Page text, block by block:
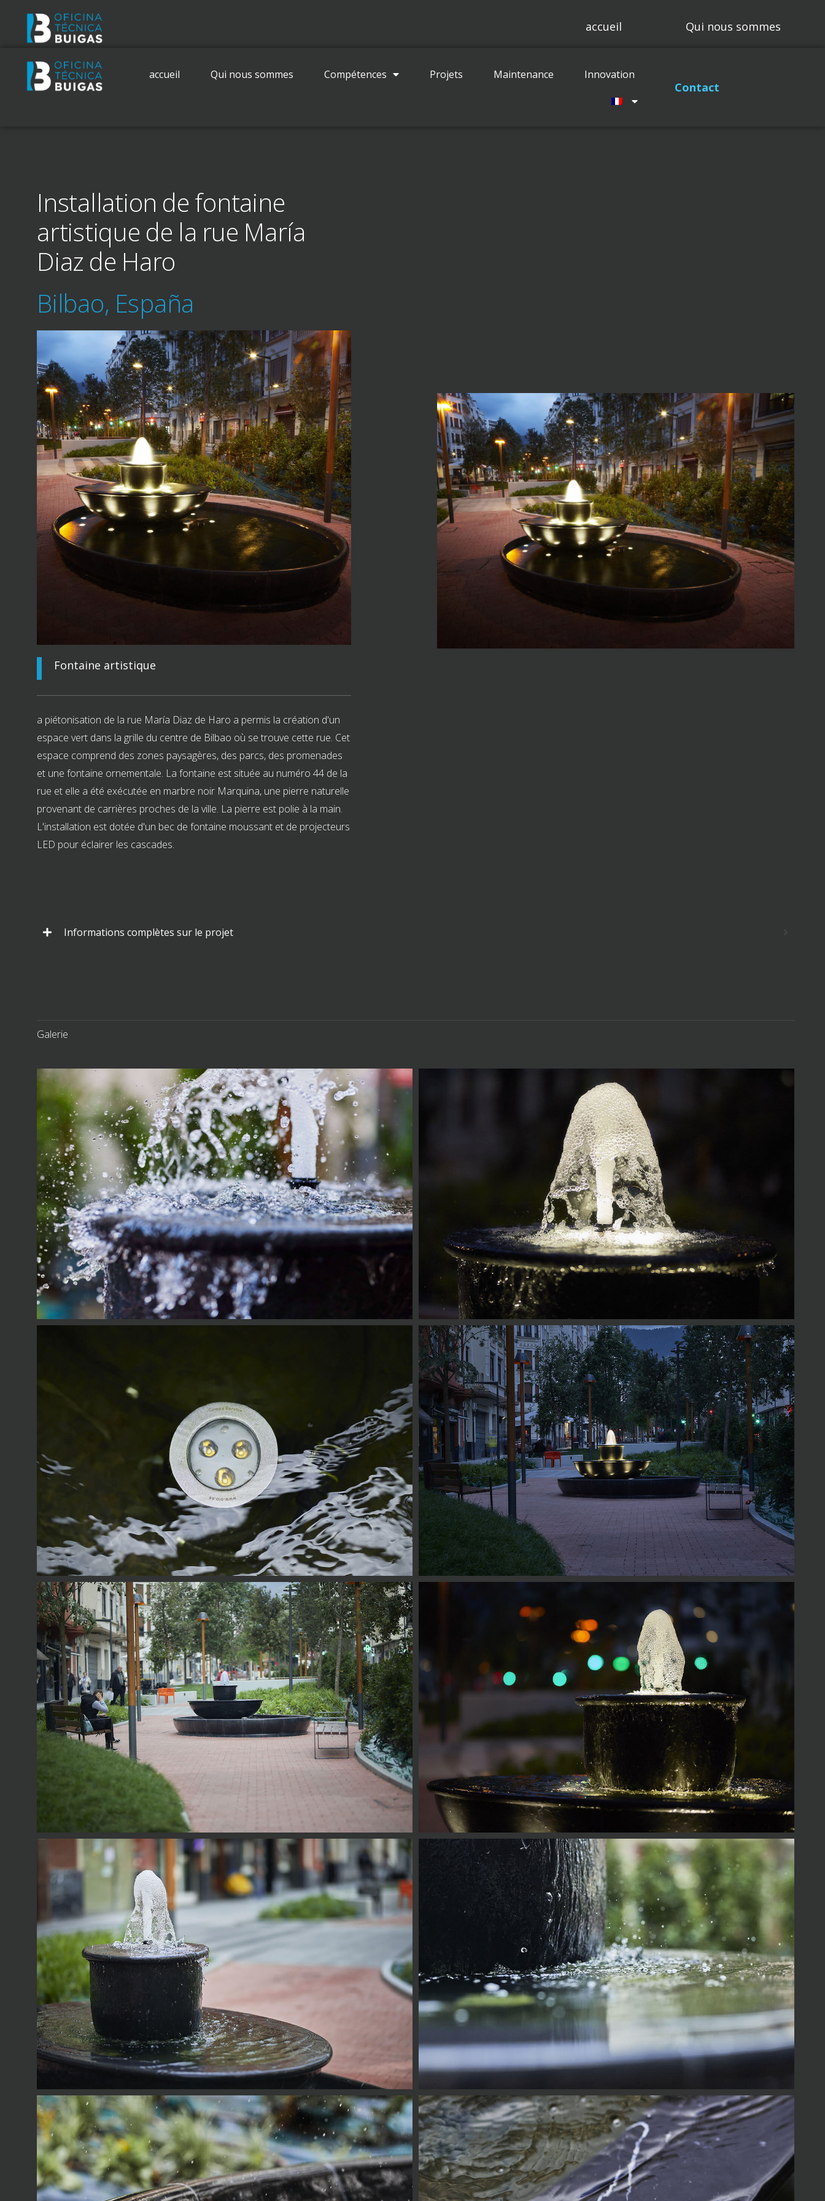
accueil
Qui nous sommes
Maintenance
Innovation
accueil Qui nous sommes Compétences Projets Maintenance Innovation
Contact
Installation de fontaine
artistique de la rue María
Diaz de Haro
Bilbao, España
Fontaine artistique
a piétonisation de la rue María Diaz de Haro a permis la création d'un
espace vert dans la grille du centre de Bilbao où se trouve cette rue. Cet
espace comprend des zones paysagères, des parcs, des promenades
et une fontaine ornementale. La fontaine est située au numéro 44 de la
rue et elle a été exécutée en marbre noir Marquina, une pierre naturelle
provenant de carrières proches de la ville. La pierre est polie à la main.
L'installation est dotée d'un bec de fontaine moussant et de projecteurs
LED pour éclairer les cascades.
Informations complètes sur le projet
Galerie